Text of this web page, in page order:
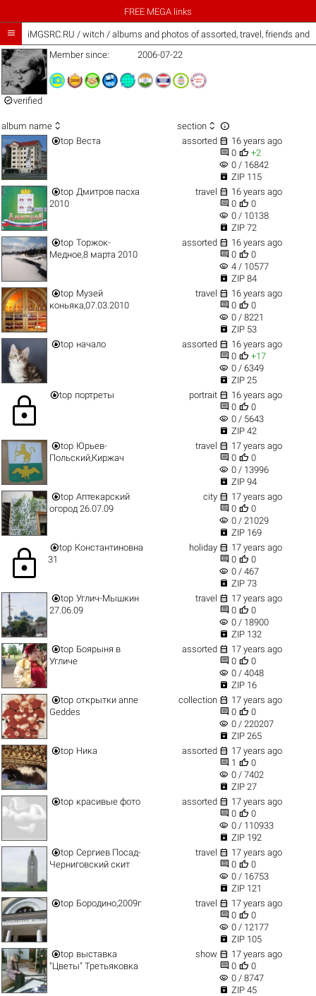
FREE MEGA links
 iMGSRC.RU / witch / albums and photos of assorted, travel, friends and
verified
Member since: 2006-07-22
album name  section  
top Веста assorted  16 years ago
 0  +2
visibility 0 / 16842
 ZIP 115
top Дмитров пасха
2010
travel  16 years ago
 0  0
visibility 0 / 10138
 ZIP 72
top Торжок-
Медное,8 марта 2010
assorted  16 years ago
 0  0
visibility 4 / 10577
 ZIP 84
top Музей
коньяка,07.03.2010
travel  16 years ago
 0  0
visibility 0 / 8221
 ZIP 53
top начало assorted  16 years ago
 0  +17
visibility 0 / 6349
 ZIP 25
lock top портреты portrait  16 years ago
 0  0
visibility 0 / 5643
 ZIP 42
top Юрьев-
Польский,Киржач
travel  17 years ago
 0  0
visibility 0 / 13996
 ZIP 94
top Аптекарский
огород 26.07.09
city  17 years ago
 0  0
visibility 0 / 21029
 ZIP 169
lock top Константиновна
31
holiday  17 years ago
 0  0
visibility 0 / 467
 ZIP 73
top Углич-Мышкин
27.06.09
travel  17 years ago
 0  0
visibility 0 / 18900
 ZIP 132
top Боярыня в
Угличе
assorted  17 years ago
 0  0
visibility 0 / 4048
 ZIP 16
top открытки anne
Geddes
collection  17 years ago
 0  0
visibility 0 / 220207
 ZIP 265
top Ника assorted  17 years ago
 1  0
visibility 0 / 7402
 ZIP 27
top красивые фото assorted  17 years ago
 0  0
visibility 0 / 110933
 ZIP 192
top Сергиев Посад-
Черниговский скит
travel  17 years ago
 0  0
visibility 0 / 16753
 ZIP 121
top Бородино,2009г travel  17 years ago
 0  0
visibility 0 / 12177
 ZIP 105
top выставка
"Цветы" Третьяковка
show  17 years ago
 0  0
visibility 0 / 8747
 ZIP 45